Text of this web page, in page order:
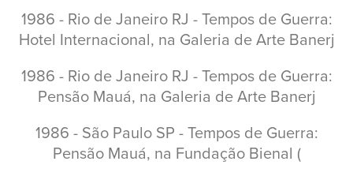
1986 - Rio de Janeiro RJ - Tempos de Guerra:
Hotel Internacional, na Galeria de Arte Banerj
1986 - Rio de Janeiro RJ - Tempos de Guerra:
Pensão Mauá, na Galeria de Arte Banerj
1986 - São Paulo SP - Tempos de Guerra:
Pensão Mauá, na Fundação Bienal (